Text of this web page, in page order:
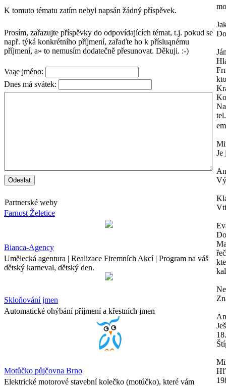
K tomuto tématu zatím nebyl napsán žádný příspěvek.
Prosím, zařazujte příspěvky do odpovídajících témat, t.j. pokud se
např. týká konkrétního příjmení, zařaďte ho k přísluąnému
příjmení, a» to nemusím dodatečně přesunovat. Děkuji. :-)
Vaąe jméno:
Dnes má svátek:
Partnerské weby
Farnost Želetice
Bianca-Agency
Umělecká agentura | Realizace Firemních Akcí | Program na váš
dětský karneval, dětský den.
Skloňování jmen
Automatické ohýbání příjmení a křestních jmen
Motůčko půjčovna Brno
Elektrické motorové stavební kolečko (motúčko), které vám
Je